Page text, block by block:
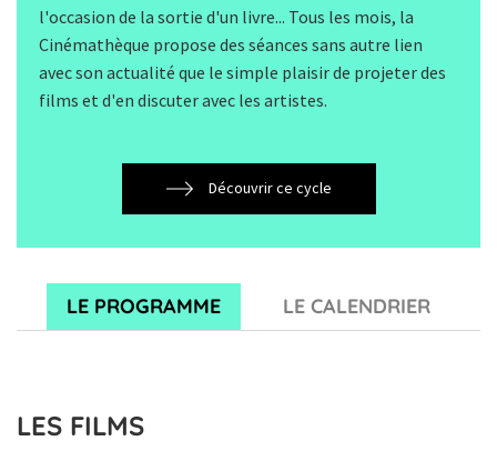
l'occasion de la sortie d'un livre... Tous les mois, la
Cinémathèque propose des séances sans autre lien
avec son actualité que le simple plaisir de projeter des
films et d'en discuter avec les artistes.
Découvrir ce cycle
LE PROGRAMME LE CALENDRIER
LES FILMS